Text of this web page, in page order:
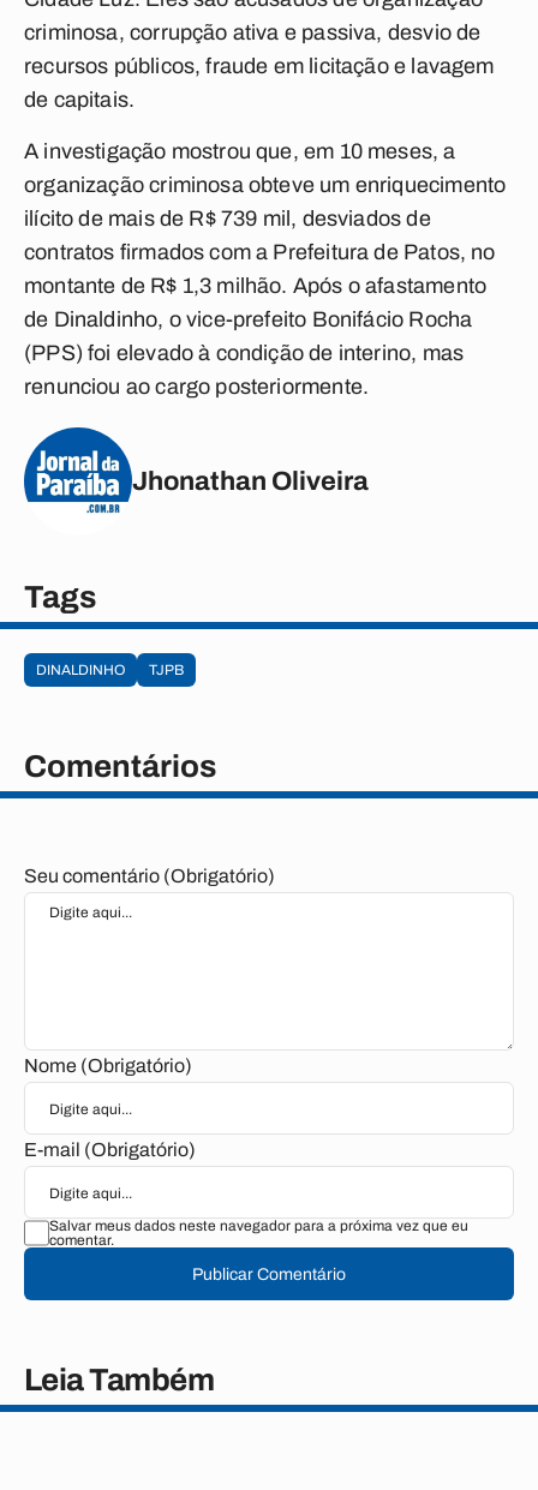
criminosa, corrupção ativa e passiva, desvio de
recursos públicos, fraude em licitação e lavagem
de capitais.
A investigação mostrou que, em 10 meses, a
organização criminosa obteve um enriquecimento
ilícito de mais de R$ 739 mil, desviados de
contratos firmados com a Prefeitura de Patos, no
montante de R$ 1,3 milhão. Após o afastamento
de Dinaldinho, o vice-prefeito Bonifácio Rocha
(PPS) foi elevado à condição de interino, mas
renunciou ao cargo posteriormente.
Jhonathan Oliveira
Tags
DINALDINHO TJPB
Comentários
Seu comentário (Obrigatório)
Nome (Obrigatório)
E-mail (Obrigatório)
Salvar meus dados neste navegador para a próxima vez que eu
comentar.
Publicar Comentário
Leia Também